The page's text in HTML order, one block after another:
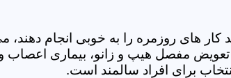
های روزمره را به خوبی انجام دهند، می
مفصل هیپ و زانو، بیماری اعصاب
برای افراد سالمند است.